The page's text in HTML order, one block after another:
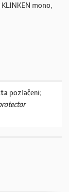
mono,
pozlačeni;